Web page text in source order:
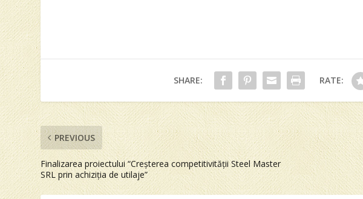
SHARE: RATE:
PREVIOUS
Finalizarea proiectului “Creșterea competitivității Steel Master
SRL prin achiziția de utilaje”